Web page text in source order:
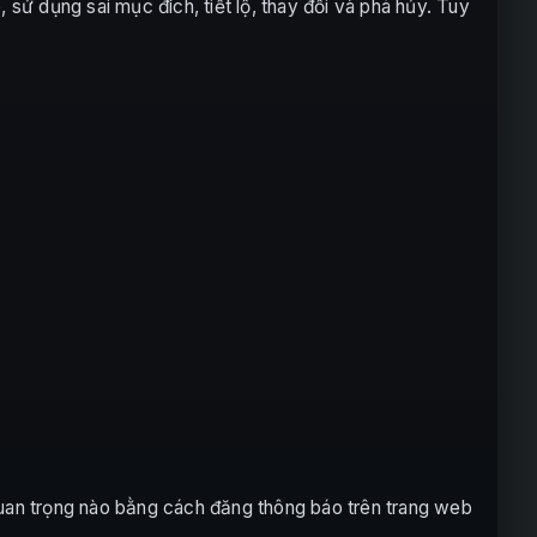
dụng sai mục đích, tiết lộ, thay đổi và phá hủy. Tuy
trọng nào bằng cách đăng thông báo trên trang web